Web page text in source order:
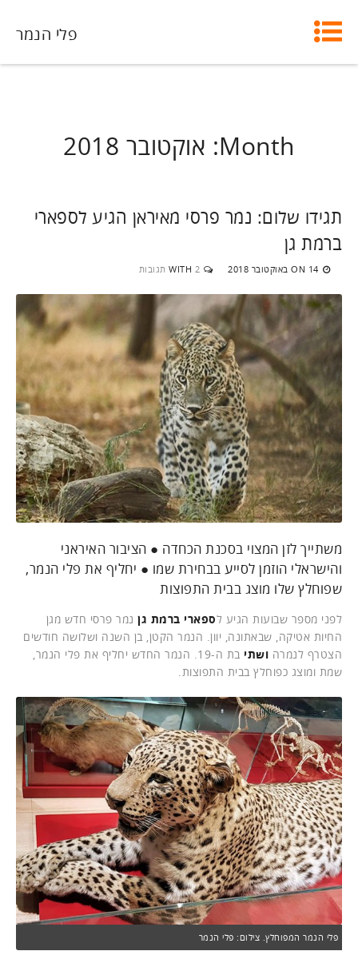
פלי הנמר
Month: אוקטובר 2018
תגידו שלום: נמר פרסי מאיראן הגיע לספארי
ברמת גן
ON 14 באוקטובר 2018 WITH 2 תגובות
משתייך לזן המצוי בסכנת הכחדה ● הציבור האיראני
והישראלי הוזמן לסייע בבחירת שמו ● יחליף את פלי הנמר,
שפוחלץ שלו מוצג בבית התפוצות
לפני מספר שבועות הגיע לספארי ברמת גן נמר פרסי חדש מגן
החיות אטיקה, שבאתונה, יוון. הנמר הקטן, בן השנה ושלושה חודשים
הצטרף לנמרה ושתי
בת ה-19. הנמר החדש יחליף את פלי הנמר,
שמת ומוצג כפוחלץ בבית התפוצות.
פלי הנמר המפוחלץ. צילום: פלי הנמר